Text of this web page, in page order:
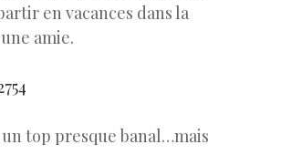
en vacances dans la
amie.
un top presque banal…mais